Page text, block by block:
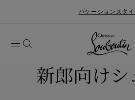
バケーションスタ
新郎向けシ